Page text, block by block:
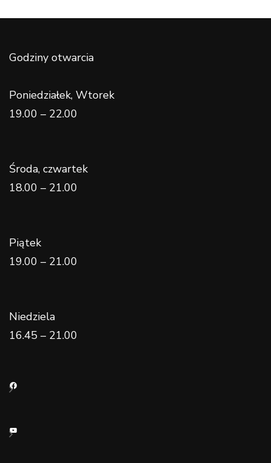
Godziny otwarcia
Poniedziałek, Wtorek
19.00 – 22.00
Środa, czwartek
18.00 – 21.00
Piątek
19.00 – 21.00
Niedziela
16.45 – 21.00
Facebook
YouTube